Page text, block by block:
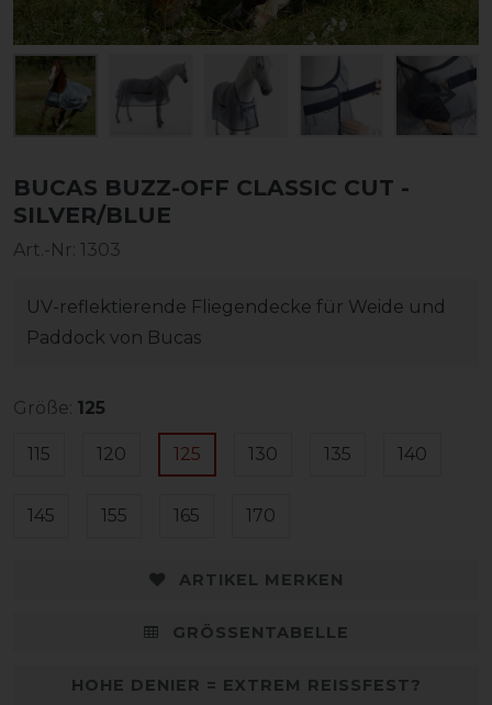
BUCAS BUZZ-OFF CLASSIC CUT -
SILVER/BLUE
Art.-Nr: 1303
UV-reflektierende Fliegendecke für Weide und
Paddock von Bucas
Größe: 125
115 120 125 130 135 140
145 155 165 170
ARTIKEL MERKEN
GRÖSSENTABELLE
HOHE DENIER = EXTREM REISSFEST?